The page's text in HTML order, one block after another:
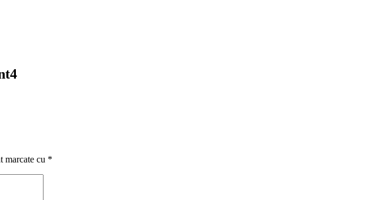
marcate cu *